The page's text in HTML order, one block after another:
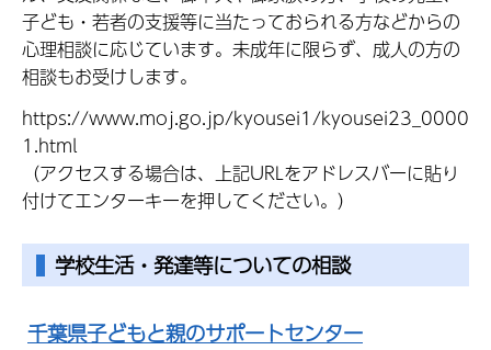
子ども・若者の支援等に当たっておられる方などからの
心理相談に応じています。未成年に限らず、成人の方の
相談もお受けします。
https://www.moj.go.jp/kyousei1/kyousei23_0000
1.html
（アクセスする場合は、上記URLをアドレスバーに貼り
付けてエンターキーを押してください。）
学校生活・発達等についての相談
千葉県子どもと親のサポートセンター